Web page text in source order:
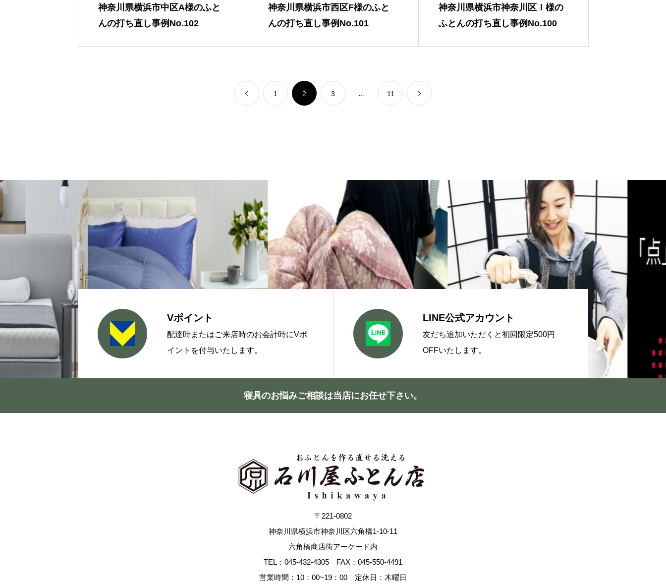
神奈川県横浜市中区A様のふと
んの打ち直し事例No.102
神奈川県横浜市西区F様のふと
んの打ち直し事例No.101
神奈川県横浜市神奈川区Ｉ様の
ふとんの打ち直し事例No.100
1 2 3 11
Vポイント
配達時またはご来店時のお会計時にVポ
イントを付与いたします。
LINE公式アカウント
友だち追加いただくと初回限定500円
OFFいたします。
寝具のお悩みご相談は当店にお任せ下さい。
〒221-0802
神奈川県横浜市神奈川区六角橋1-10-11
六角橋商店街アーケード内
TEL：045-432-4305 FAX：045-550-4491
営業時間：10：00~19：00 定休日：木曜日